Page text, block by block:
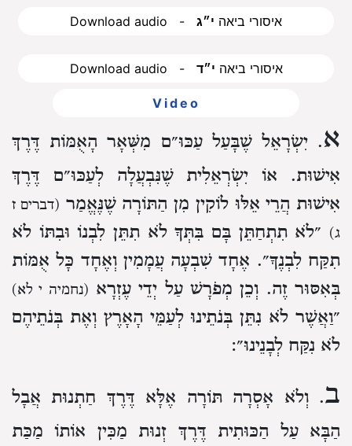
Download audio - איסורי ביאה י״ג
Download audio - איסורי ביאה י״ד
Video
א. יִשְׂרָאֵל שֶׁבָּעַל עַכּוּ״ם מִשְּׁאָר הָאֻמּוֹת דֶּרֶךְ
אִישׁוּת. אוֹ יִשְׂרְאֵלִית שֶׁנִּבְעֲלָה לְעַכּוּ״ם דֶּרֶךְ
אִישׁוּת הֲרֵי אֵלּוּ לוֹקִין מִן הַתּוֹרָה שֶׁנֶּאֱמַר (דברים ז
ג) ״לֹא תִתְחַתֵּן בָּם בִּתְּךָ לֹא תִתֵּן לִבְנוֹ וּבִתּוֹ לֹא
תִקַּח לִבְנֶךָ״. אֶחָד שִׁבְעָה עֲמָמִין וְאֶחָד כָּל אֻמּוֹת
בְּאִסּוּר זֶה. וְכֵן מְפֹרָשׁ עַל יְדֵי עֶזְרָא (נחמיה י לא)
״וַאֲשֶׁר לֹא נִתֵּן בְּנֹתֵינוּ לְעַמֵּי הָאָרֶץ וְאֶת בְּנֹתֵיהֶם
לֹא נִקַּח לְבָנֵינוּ״:
ב. וְלֹא אָסְרָה תּוֹרָה אֶלָּא דֶּרֶךְ חַתְנוּת אֲבָל
הַבָּא עַל הַכּוּתִית דֶּרֶךְ זְנוּת מַכִּין אוֹתוֹ מַכַּת